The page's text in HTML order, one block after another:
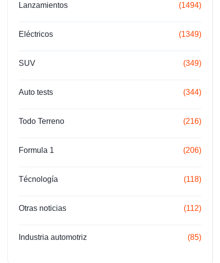
Lanzamientos (1494)
Eléctricos (1349)
SUV (349)
Auto tests (344)
Todo Terreno (216)
Formula 1 (206)
Técnología (118)
Otras noticias (112)
Industria automotriz (85)